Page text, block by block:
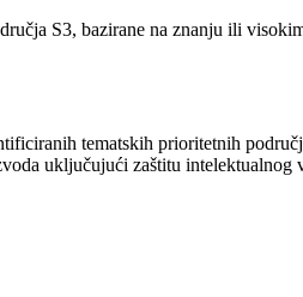
S3, bazirane na znanju ili
tematskih prioritetnih
uključujući zaštitu intelektualnog